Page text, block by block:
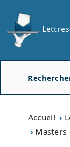
Accueil
Masters